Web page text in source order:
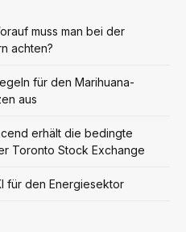
muss man bei der
achten?
für den Marihuana-
aus
erhält die bedingte
Toronto Stock Exchange
für den Energiesektor